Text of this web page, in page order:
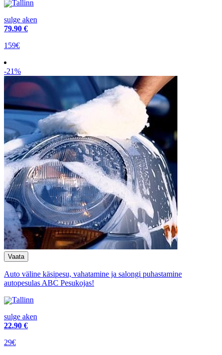
Tallinn
sulge aken
79.90 €
159€
-21%
Auto väline käsipesu, vahatamine ja salongi puhastamine
autopesulas ABC Pesukojas!
Tallinn
sulge aken
22.90 €
29€